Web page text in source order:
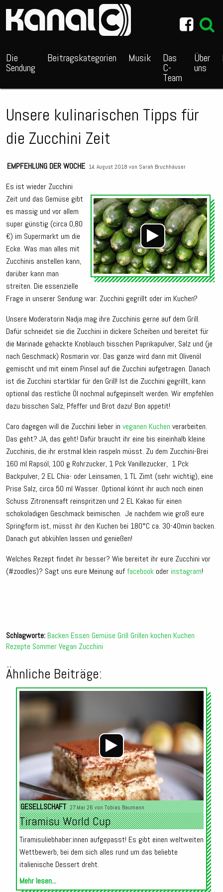
Die
Sendung
Beitragskategorien Musik Das
C-
Team
Über
uns
Unsere kulinarischen Tipps für
die Zucchini Zeit
EMPFEHLUNG DER WOCHE 14. August 2018 von Sarah Bruchhäuser
Es ist wieder Zucchini
Zeit und das Gemüse gibt
es massig und vor allem
super günstig (circa 0,80
€) im Supermarkt um die
Ecke. Was man alles mit
Zucchinis anstellen kann,
darüber kann man
streiten. Die essenzielle
Frage in unserer Sendung war: Zucchini gegrillt oder im Kuchen?
Unsere Moderatorin Nadja mag ihre Zucchinis gerne auf dem Grill.
Dafür schneidet sie die Zucchini in dickere Scheiben und bereitet für
die Marinade gehackte Knoblauch bisschen Paprikapulver, Salz und (je
nach Geschmack) Rosmarin vor. Das ganze wird dann mit Olivenöl
gemischt und mit einem Pinsel auf die Zucchini aufgetragen. Danach
ist die Zucchini startklar für den Grill! Ist die Zucchini gegrillt, kann
optional das restliche Öl nochmal aufgepinselt werden. Wir empfehlen
dazu bisschen Salz, Pfeffer und Brot dazu! Bon appetit!
Caro dagegen will die Zucchini lieber in veganen Kuchen verarbeiten.
Das geht? JA, das geht! Dafür braucht ihr eine bis eineinhalb kleine
Zucchinis, die ihr erstmal klein raspeln müsst. Zu dem Zucchini-Brei
160 ml Rapsöl, 100 g Rohrzucker, 1 Pck Vanillezucker, 1 Pck
Backpulver, 2 EL Chia- oder Leinsamen, 1 TL Zimt (sehr wichtig), eine
Prise Salz, circa 50 ml Wasser. Optional könnt ihr auch noch einen
Schuss Zitronensaft reinspritzen und 2 EL Kakao für einen
schokoladigen Geschmack beimischen. Je nachdem wie groß eure
Springform ist, müsst ihr den Kuchen bei 180°C ca. 30-40min backen.
Danach gut abkühlen lassen und genießen!
Welches Rezept findet ihr besser? Wie bereitet ihr eure Zucchini vor
(#zoodles)? Sagt uns eure Meinung auffacebook oder instagram!
Schlagworte: Backen Essen Gemüse Grill Grillen kochen Kuchen
Rezepte SommerVegan Zucchini
Ähnliche Beiträge:
Audio-
Player
GESELLSCHAFT 27.Mai 26 von Tobias Baumann
Tiramisu World Cup
Tiramisuliebhaber:innen aufgepasst! Es gibt einen weltweiten
Wettbewerb, bei dem sich alles rund um das beliebte
italienische Dessert dreht.
Mehr lesen...